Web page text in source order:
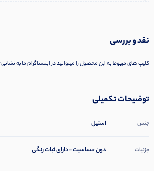
نقد و بررسی
کلیپ های مربوط به این محصول را میتوانید در اینستاگرام ما به نشانی sarvstore_ir مشاهده کنید
توضیحات تکمیلی
جنس استیل
جزئیات دون حساسیت -دارای ثبات رنگی